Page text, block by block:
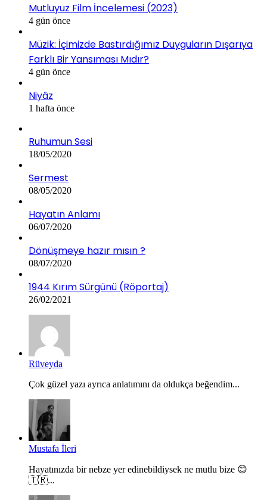
Mutluyuz Film İncelemesi (2023)
4 gün önce
Müzik: İçimizde Bastırdığımız Duyguların Dışarıya
Farklı Bir Yansıması Mıdır?
4 gün önce
Niyâz
1 hafta önce
Ruhumun Sesi
18/05/2020
Sermest
08/05/2020
Hayatın Anlamı
06/07/2020
Dönüşmeye hazır mısın ?
08/07/2020
1944 Kırım Sürgünü (Röportaj)
26/02/2021
Rüveyda
Çok güzel yazı ayrıca anlatımını da oldukça beğendim...
Mustafa İleri
Hayatınızda bir nebze yer edinebildiysek ne mutlu bize 😊
🇹🇷...